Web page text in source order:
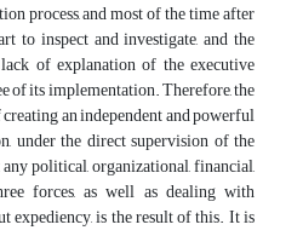
process, and most of the time after
to inspect and investigate, and the
of explanation of the executive
of its implementation. Therefore, the
an independent and powerful
under the direct supervision of the
political, organizational, financial,
forces, as well as dealing with
expediency, is the result of this. It is